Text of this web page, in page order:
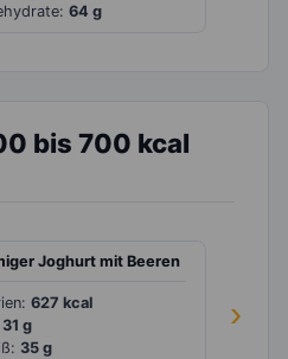
64 g
bis 700 kcal
›
Joghurt mit Beeren
627 kcal
31 g
35 g